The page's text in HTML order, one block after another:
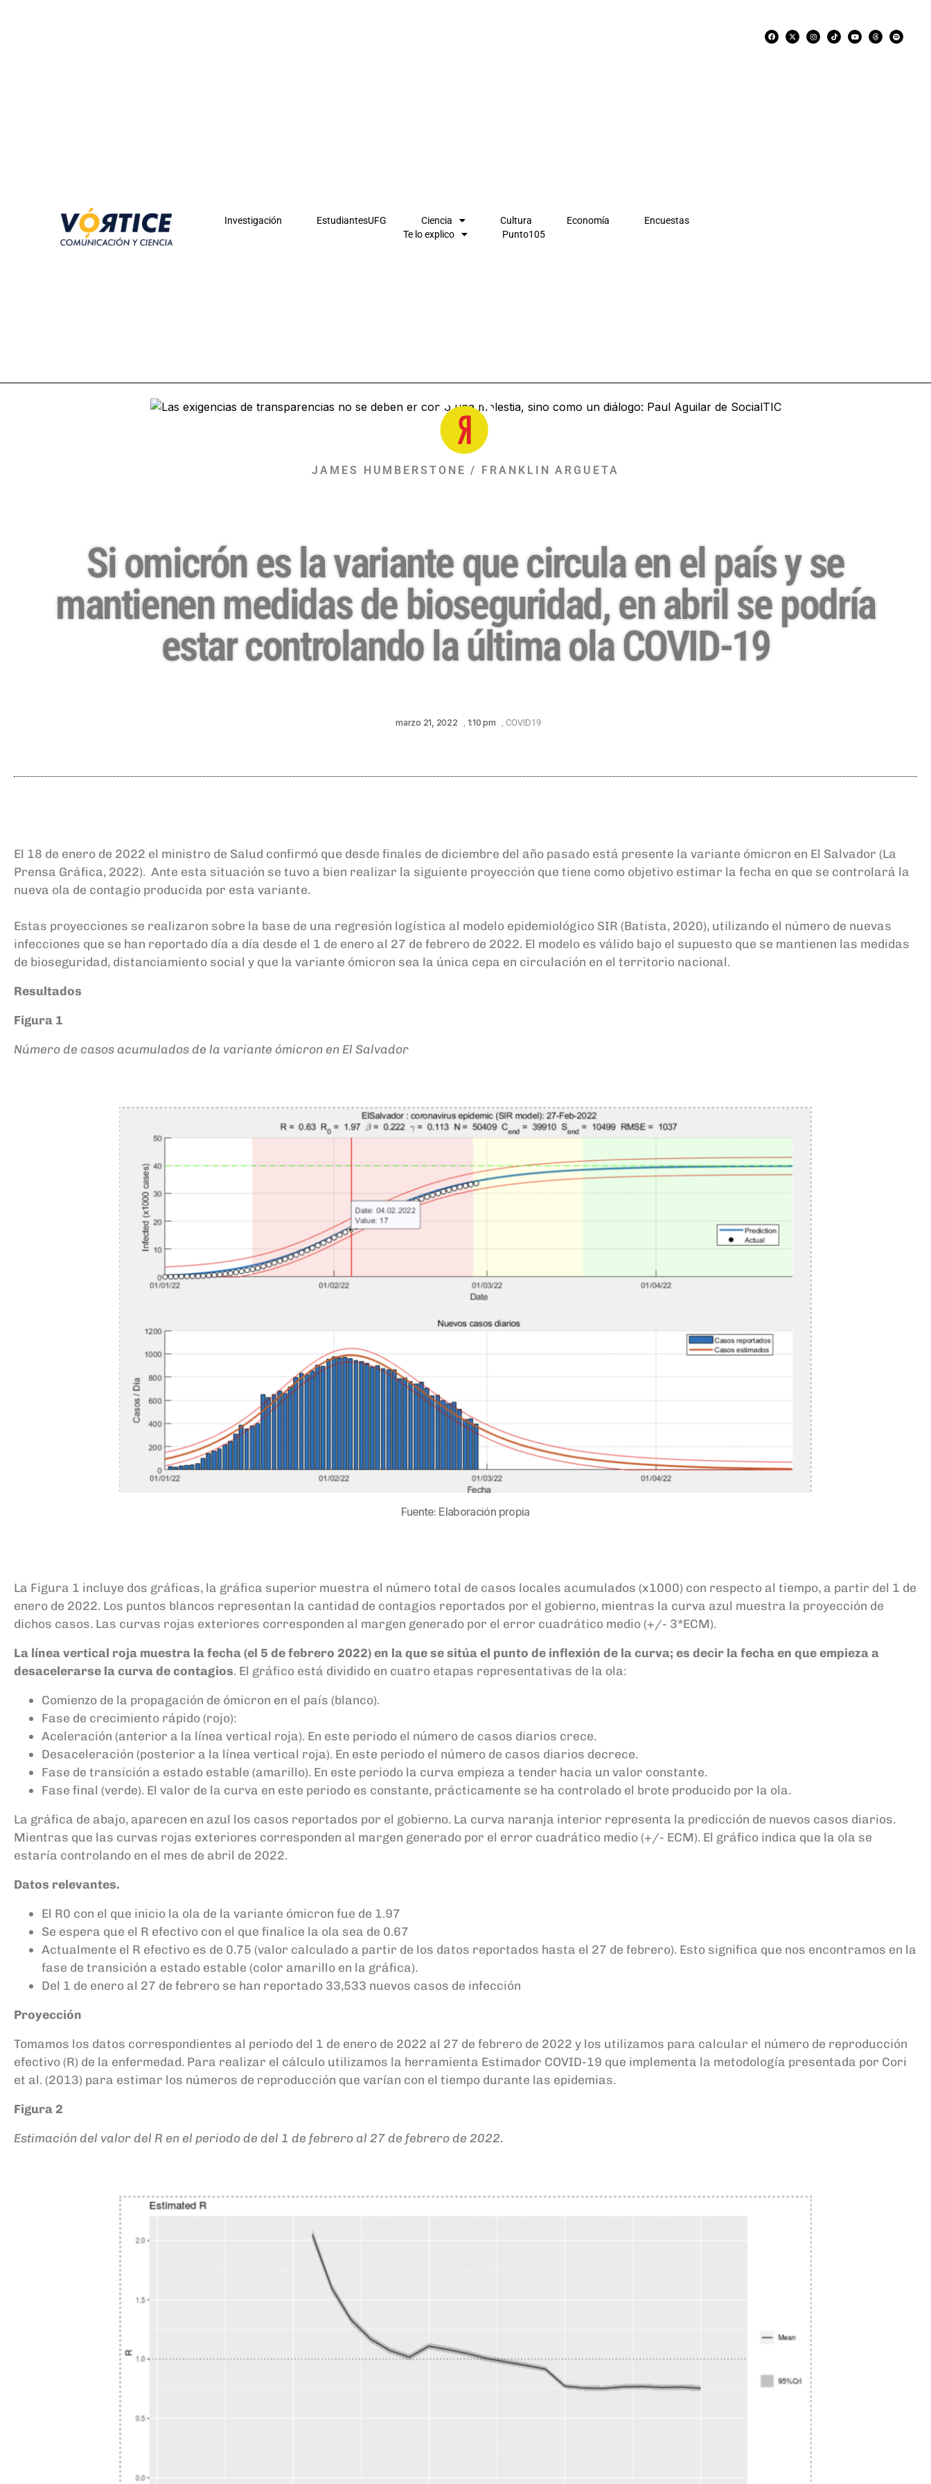
Investigación EstudiantesUFG Ciencia Cultura Economía
Encuestas
Te lo explico
Punto105
JAMES HUMBERSTONE / FRANKLIN ARGUETA
Si omicrón es la variante que circula en el país y se
mantienen medidas de bioseguridad, en abril se podría
estar controlando la última ola COVID-19
marzo 21, 2022 1:10 pm COVID19
El 18 de enero de 2022 el ministro de Salud confirmó que desde finales de diciembre del año pasado está presente la variante ómicron en El Salvador (La
Prensa Gráfica, 2022). Ante esta situación se tuvo a bien realizar la siguiente proyección que tiene como objetivo estimar la fecha en que se controlará la
nueva ola de contagio producida por esta variante.
Estas proyecciones se realizaron sobre la base de una regresión logística al modelo epidemiológico SIR (Batista, 2020), utilizando el número de nuevas
infecciones que se han reportado día a día desde el 1 de enero al 27 de febrero de 2022. El modelo es válido bajo el supuesto que se mantienen las medidas
de bioseguridad, distanciamiento social y que la variante ómicron sea la única cepa en circulación en el territorio nacional.
Resultados
Figura 1
Número de casos acumulados de la variante ómicron en El Salvador
Fuente: Elaboración propia
La Figura 1 incluye dos gráficas, la gráfica superior muestra el número total de casos locales acumulados (x1000) con respecto al tiempo, a partir del 1 de
enero de 2022. Los puntos blancos representan la cantidad de contagios reportados por el gobierno, mientras la curva azul muestra la proyección de
dichos casos. Las curvas rojas exteriores corresponden al margen generado por el error cuadrático medio (+/- 3*ECM).
La línea vertical roja muestra la fecha (el 5 de febrero 2022) en la que se sitúa el punto de inflexión de la curva; es decir la fecha en que empieza a
desacelerarse la curva de contagios. El gráfico está dividido en cuatro etapas representativas de la ola:
Comienzo de la propagación de ómicron en el país (blanco).
Fase de crecimiento rápido (rojo):
Aceleración (anterior a la línea vertical roja). En este periodo el número de casos diarios crece.
Desaceleración (posterior a la línea vertical roja). En este periodo el número de casos diarios decrece.
Fase de transición a estado estable (amarillo). En este periodo la curva empieza a tender hacia un valor constante.
Fase final (verde). El valor de la curva en este periodo es constante, prácticamente se ha controlado el brote producido por la ola.
La gráfica de abajo, aparecen en azul los casos reportados por el gobierno. La curva naranja interior representa la predicción de nuevos casos diarios.
Mientras que las curvas rojas exteriores corresponden al margen generado por el error cuadrático medio (+/- ECM). El gráfico indica que la ola se
estaría controlando en el mes de abril de 2022.
Datos relevantes.
El R0 con el que inicio la ola de la variante ómicron fue de 1.97
Se espera que el R efectivo con el que finalice la ola sea de 0.67
Actualmente el R efectivo es de 0.75 (valor calculado a partir de los datos reportados hasta el 27 de febrero). Esto significa que nos encontramos en la
fase de transición a estado estable (color amarillo en la gráfica).
Del 1 de enero al 27 de febrero se han reportado 33,533 nuevos casos de infección
Proyección
Tomamos los datos correspondientes al periodo del 1 de enero de 2022 al 27 de febrero de 2022 y los utilizamos para calcular el número de reproducción
efectivo (R) de la enfermedad. Para realizar el cálculo utilizamos la herramienta Estimador COVID-19 que implementa la metodología presentada por Cori
et al. (2013) para estimar los números de reproducción que varían con el tiempo durante las epidemias.
Figura 2
Estimación del valor del R en el periodo de del 1 de febrero al 27 de febrero de 2022.